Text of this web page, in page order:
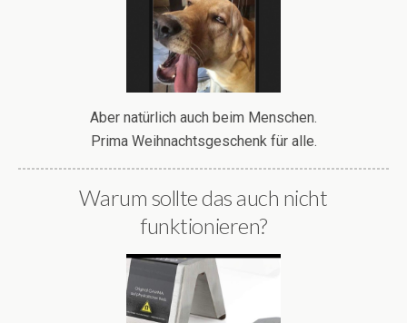
Aber natürlich auch beim Menschen.
Prima Weihnachtsgeschenk für alle.
Warum sollte das auch nicht
funktionieren?